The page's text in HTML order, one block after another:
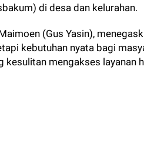
di desa dan kelurahan.
(Gus Yasin),
kebutuhan nyata bagi
mengakses layanan